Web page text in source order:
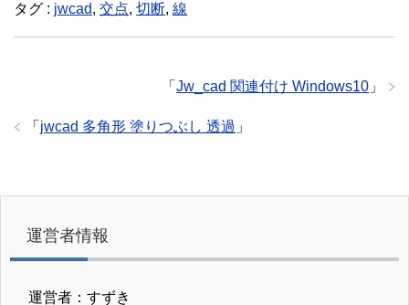
タグ : jwcad, 交点, 切断, 線
「 Jw_cad 関連付け Windows10 」
「 jwcad 多角形 塗りつぶし 透過 」
運営者情報
運営者：すずき